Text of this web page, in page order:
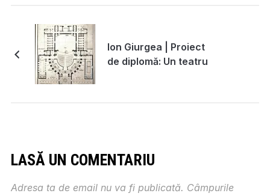
Ion Giurgea | Proiect
de diplomă: Un teatru
LASĂ UN COMENTARIU
Adresa ta de email nu va fi publicată. Câmpurile